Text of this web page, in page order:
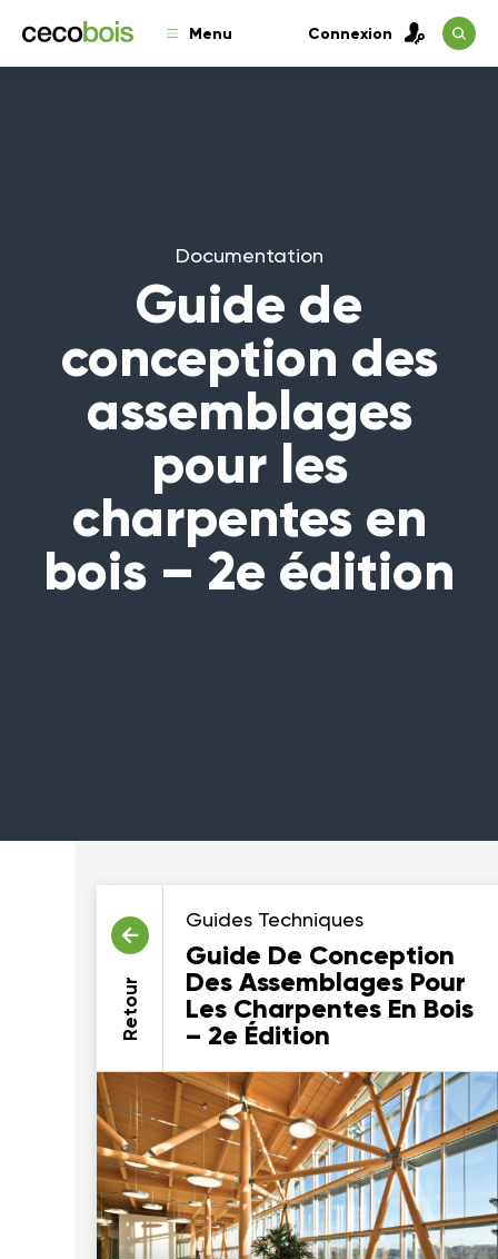
Menu Connexion
Documentation
Guide de
conception des
assemblages
pour les
charpentes en
bois – 2e édition
Retour
Guides Techniques
Guide De Conception
Des Assemblages Pour
Les Charpentes En Bois
– 2e Édition